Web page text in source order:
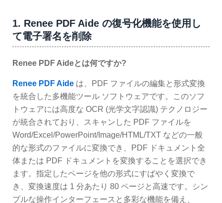
1. Renee PDF Aide の復号化機能を使用し
て電子署名を削除
Renee PDF Aideとは何ですか?
Renee PDF Aide は、PDF ファイルの編集と形式変換
を統合した多機能ツール ソフトウェアです。このソフ
トウェアには高度な OCR (光学文字認識) テクノロジー
が統合されており、スキャンした PDF ファイルを
Word/Excel/PowerPoint/Image/HTML/TXT などの一般
的な形式のファイルに変換でき、PDF ドキュメント全
体または PDF ドキュメントを変換することを選択でき
ます。指定したページを他の形式にすばやく変換で
き、変換速度は 1 分あたり 80 ページと高速です。シン
プルな操作インターフェースと多彩な機能を備え、